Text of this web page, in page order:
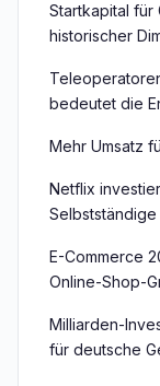
Startkapital für
historischer
bedeutet die
Mehr Umsatz
Netflix
E-Commerce
Online-Shop-
Milliarden-
für deutsche